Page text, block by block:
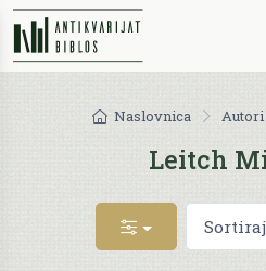
Naslovnica Autori
Leitch